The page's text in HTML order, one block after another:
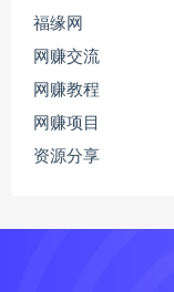
福缘网
网赚交流
网赚教程
网赚项目
资源分享